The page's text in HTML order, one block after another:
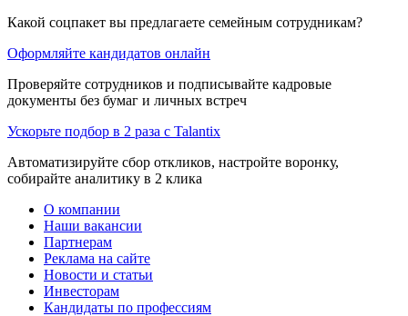
Какой соцпакет вы предлагаете семейным сотрудникам?
Оформляйте кандидатов онлайн
Проверяйте сотрудников и подписывайте кадровые
документы без бумаг и личных встреч
Ускорьте подбор в 2 раза с Talantix
Автоматизируйте сбор откликов, настройте воронку,
собирайте аналитику в 2 клика
О компании
Наши вакансии
Партнерам
Реклама на сайте
Новости и статьи
Инвесторам
Кандидаты по профессиям